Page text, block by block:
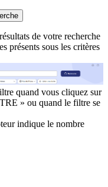
de votre recherche
présents sous les critères
quand vous cliquez sur
» ou quand le filtre se
indique le nombre